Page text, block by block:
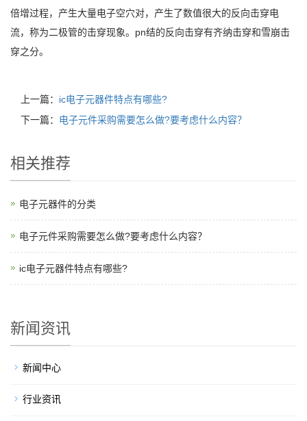
倍增过程，产生大量电子空穴对，产生了数值很大的反向击穿电
流，称为二极管的击穿现象。pn结的反向击穿有齐纳击穿和雪崩击
穿之分。
上一篇： ic电子元器件特点有哪些?
下一篇： 电子元件采购需要怎么做?要考虑什么内容？
相关推荐
电子元器件的分类
电子元件采购需要怎么做?要考虑什么内容？
ic电子元器件特点有哪些?
新闻资讯
新闻中心
行业资讯